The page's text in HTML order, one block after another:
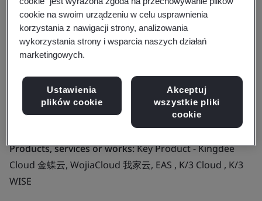
Kingdee Software
(China) Co., Ltd.
Business scope:The provision of production,
development, operation of computer hardware and
software, technical training and information
Products, services or works:Key Product - Kingdee
Cloud 金蝶云, WojiaCloud 我家云, EAS , K/3 Cloud , K/3
WISE
cookie na swoim urządzeniu w celu usprawnienia
korzystania z nawigacji strony, analizowania
wykorzystania strony i wsparcia naszych działań
marketingowych.
Ustawienia
plików cookie
Akceptuj
wszystkie pliki
cookie